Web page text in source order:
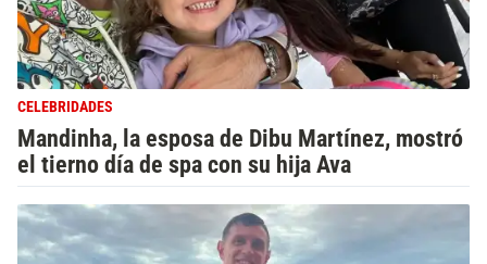
CELEBRIDADES
Mandinha, la esposa de Dibu Martínez, mostró
el tierno día de spa con su hija Ava